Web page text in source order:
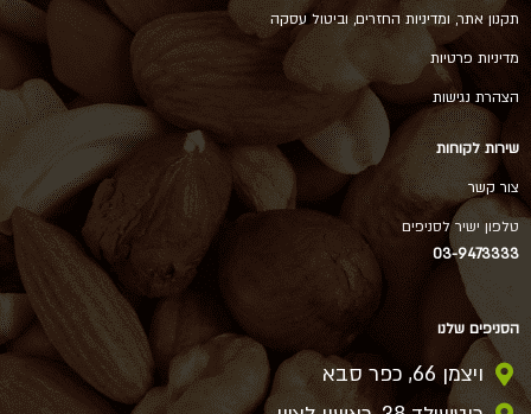
תקנון אתר, ומדיניות החזרים, וביטול עסקה
מדיניות פרטיות
הצהרת נגישות
שירות לקוחות
צור קשר
טלפון ישיר לסניפים
03-9473333
הסניפים שלנו
ויצמן 66, כפר סבא